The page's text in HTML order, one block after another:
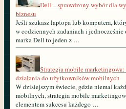
Dell – sprawdzony wybór dla
biznesu
Jeśli szukasz laptopa lub komputera,
w codziennych zadaniach i
marka Dell to jeden z …
Strategia mobile marketingowa:
działania do użytkowników mobilnych
W dzisiejszym świecie, gdzie niemal
mobilnych, strategia mobile
elementem sukcesu każdego …